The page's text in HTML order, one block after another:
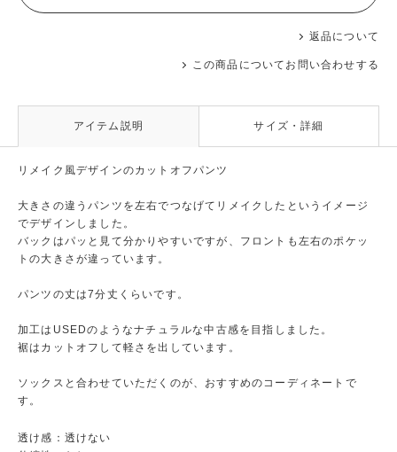
返品について
この商品についてお問い合わせする
アイテム説明 サイズ・詳細
リメイク風デザインのカットオフパンツ
大きさの違うパンツを左右でつなげてリメイクしたというイメージ
でデザインしました。
バックはパッと見て分かりやすいですが、フロントも左右のポケッ
トの大きさが違っています。
パンツの丈は7分丈くらいです。
加工はUSEDのようなナチュラルな中古感を目指しました。
裾はカットオフして軽さを出しています。
ソックスと合わせていただくのが、おすすめのコーディネートで
す。
透け感：透けない